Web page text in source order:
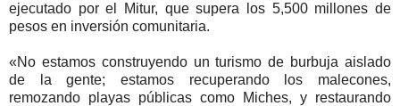
ejecutado por el Mitur, que supera los 5,500 millones de
pesos en inversión comunitaria.
«No estamos construyendo un turismo de burbuja aislado
de la gente; estamos recuperando los malecones,
remozando playas públicas como Miches, y restaurando